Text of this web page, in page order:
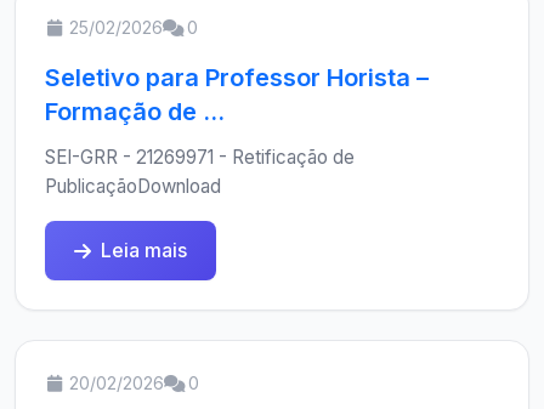
25/02/2026 0
Seletivo para Professor Horista –
Formação de ...
SEI-GRR - 21269971 - Retificação de
PublicaçãoDownload
Leia mais
20/02/2026 0